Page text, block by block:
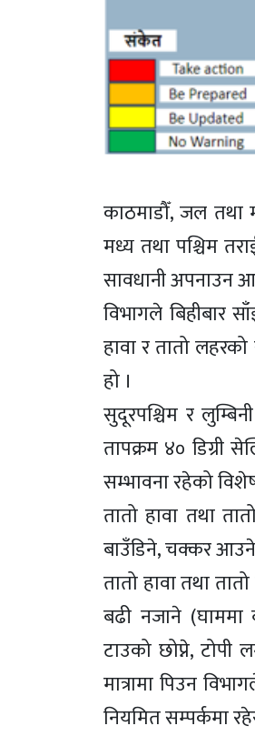
काठमाडौँ, जल तथा
मध्य तथा पश्चिम
सावधानी अपनाउन
विभागले बिहीबार
हावा र तातो
हो ।
सुदूरपश्चिम र
तापक्रम ४० डिग्री
सम्भावना रहेको
तातो हावा तथा
बाउँडिने, चक्कर
तातो हावा तथा
बढी नजाने
टाउको छोप्ने,
मात्रामा पिउन
नियमित सम्पर्कमा